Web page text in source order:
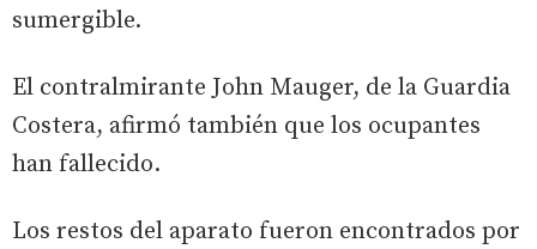
sumergible.
El contralmirante John Mauger, de la Guardia
Costera, afirmó también que los ocupantes
han fallecido.
Los restos del aparato fueron encontrados por